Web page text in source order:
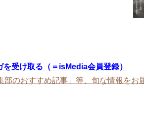
受け取る（＝isMedia会員登録）
のおすすめ記事」等、旬な情報をお